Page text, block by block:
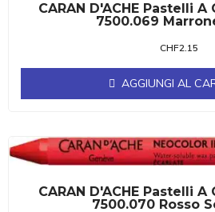
CARAN D'ACHE Pastelli
7500.069
CHF2.15
AGGIUNGI AL
CARAN D'ACHE Pastelli
7500.070 Rosso